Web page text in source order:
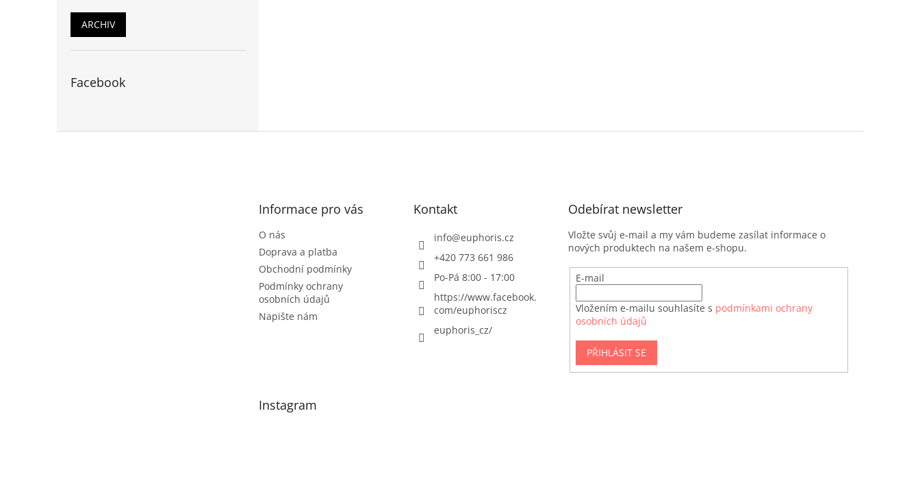
ARCHIV
Facebook
Informace pro vás
O nás
Doprava a platba
Obchodní podmínky
Podmínky ochrany
osobních údajů
Napište nám
Kontakt
info@euphoris.cz
+420 773 661 986
Po-Pá 8:00 - 17:00
https://www.facebook.
com/euphoriscz
euphoris_cz/
Odebírat newsletter
Vložte svůj e-mail a my vám budeme zasílat informace o
nových produktech na našem e-shopu.
E-mail
Vložením e-mailu souhlasíte s podmínkami ochrany
osobních údajů
PŘIHLÁSIT SE
Instagram